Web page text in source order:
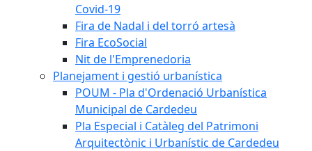
Covid-19
Fira de Nadal i del torró artesà
Fira EcoSocial
Nit de l'Emprenedoria
Planejament i gestió urbanística
POUM - Pla d'Ordenació Urbanística
Municipal de Cardedeu
Pla Especial i Catàleg del Patrimoni
Arquitectònic i Urbanístic de Cardedeu